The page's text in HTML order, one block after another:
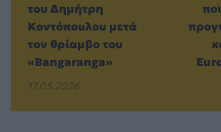
του Δημήτρη
Κοντόπουλου μετά
τον θρίαμβο του
«Bangaranga»
17.05.2026